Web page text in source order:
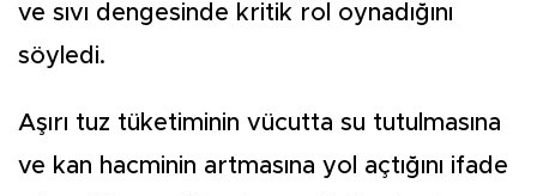
ve sıvı dengesinde kritik rol oynadığını
söyledi.
Aşırı tuz tüketiminin vücutta su tutulmasına
ve kan hacminin artmasına yol açtığını ifade